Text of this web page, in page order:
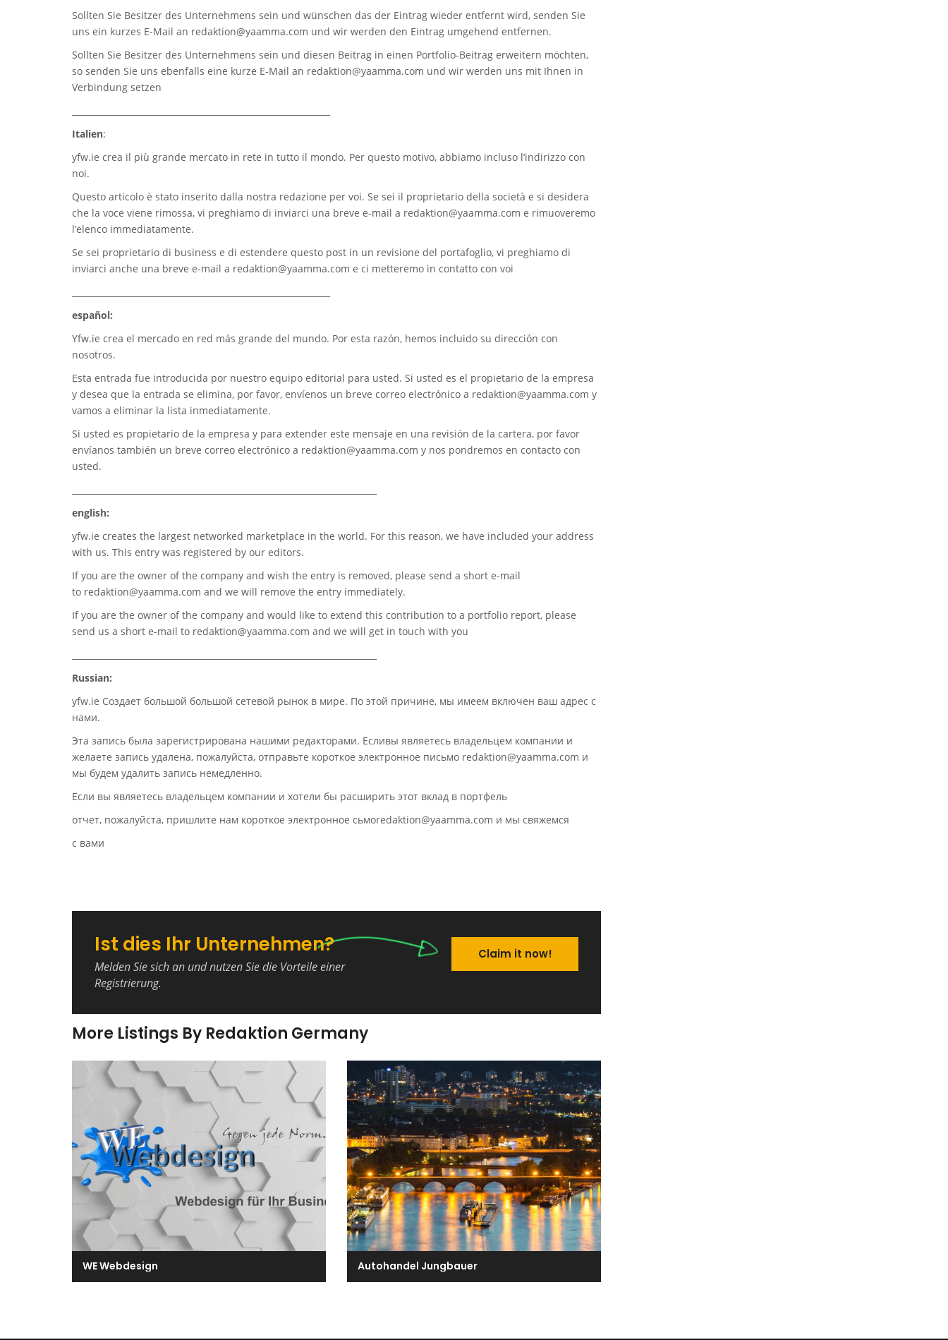
Sollten Sie Besitzer des Unternehmens sein und wünschen das der Eintrag wieder entfernt wird, senden Sie
uns ein kurzes E-Mail an redaktion@yaamma.com und wir werden den Eintrag umgehend entfernen.
Sollten Sie Besitzer des Unternehmens sein und diesen Beitrag in einen Portfolio-Beitrag erweitern möchten,
so senden Sie uns ebenfalls eine kurze E-Mail an redaktion@yaamma.com und wir werden uns mit Ihnen in
Verbindung setzen
Italien:
yfw.ie crea il più grande mercato in rete in tutto il mondo. Per questo motivo, abbiamo incluso l’indirizzo con
noi.
Questo articolo è stato inserito dalla nostra redazione per voi. Se sei il proprietario della società e si desidera
che la voce viene rimossa, vi preghiamo di inviarci una breve e-mail a redaktion@yaamma.com e rimuoveremo
l’elenco immediatamente.
Se sei proprietario di business e di estendere questo post in un revisione del portafoglio, vi preghiamo di
inviarci anche una breve e-mail a redaktion@yaamma.com e ci metteremo in contatto con voi
español:
Yfw.ie crea el mercado en red más grande del mundo. Por esta razón, hemos incluido su dirección con
nosotros.
Esta entrada fue introducida por nuestro equipo editorial para usted. Si usted es el propietario de la empresa
y desea que la entrada se elimina, por favor, envíenos un breve correo electrónico a redaktion@yaamma.com y
vamos a eliminar la lista inmediatamente.
Si usted es propietario de la empresa y para extender este mensaje en una revisión de la cartera, por favor
envíanos también un breve correo electrónico a redaktion@yaamma.com y nos pondremos en contacto con
usted.
english:
yfw.ie creates the largest networked marketplace in the world. For this reason, we have included your address
with us. This entry was registered by our editors.
If you are the owner of the company and wish the entry is removed, please send a short e-mail
to redaktion@yaamma.com and we will remove the entry immediately.
If you are the owner of the company and would like to extend this contribution to a portfolio report, please
send us a short e-mail to redaktion@yaamma.com and we will get in touch with you
Russian:
yfw.ie Создает большой большой сетевой рынок в мире. По этой причине, мы имеем включен ваш адрес с
нами.
Эта запись была зарегистрирована нашими редакторами. Есливы являетесь владельцем компании и
желаете запись удалена, пожалуйста, отправьте короткое электронное письмо redaktion@yaamma.com и
мы будем удалить запись немедленно.
Если вы являетесь владельцем компании и хотели бы расширить этот вклад в портфель
отчет, пожалуйста, пришлите нам короткое электронное сьмоredaktion@yaamma.com и мы свяжемся
с вами
Ist dies Ihr Unternehmen?
Melden Sie sich an und nutzen Sie die Vorteile einer
Registrierung.
Claim it now!
More Listings By Redaktion Germany
WE Webdesign Autohandel Jungbauer